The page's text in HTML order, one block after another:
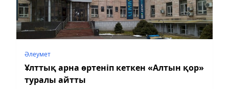
Әлеумет
Ұлттық арна өртеніп кеткен «Алтын қор»
туралы айтты